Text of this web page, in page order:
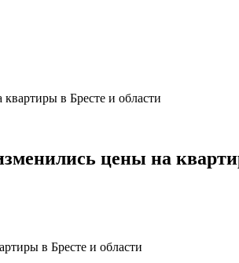
в Бресте и области
цены на